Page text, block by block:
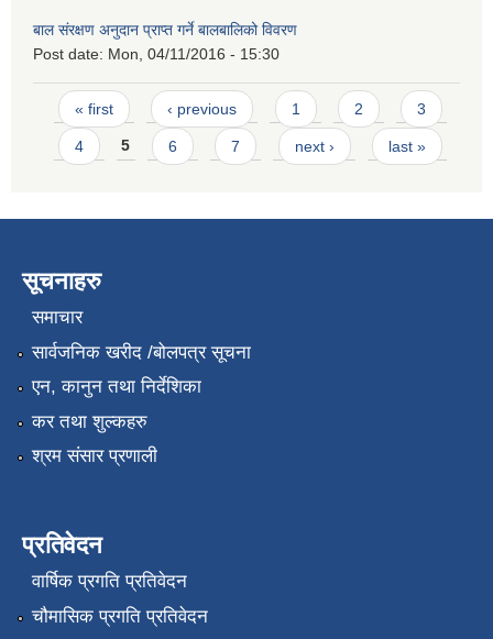
बाल संरक्षण अनुदान प्राप्त गर्ने बालबालिको विवरण
Post date: Mon, 04/11/2016 - 15:30
Pages
« first ‹ previous 1 2 3
4 5 6 7 next › last »
सूचनाहरु
समाचार
सार्वजनिक खरीद /बोलपत्र सूचना
एन, कानुन तथा निर्देशिका
कर तथा शुल्कहरु
श्रम संसार प्रणाली
प्रतिवेदन
वार्षिक प्रगति प्रतिवेदन
चौमासिक प्रगति प्रतिवेदन